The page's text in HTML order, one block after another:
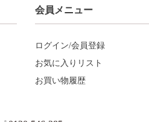
会員メニュー
ログイン/会員登録
お気に入りリスト
お買い物履歴